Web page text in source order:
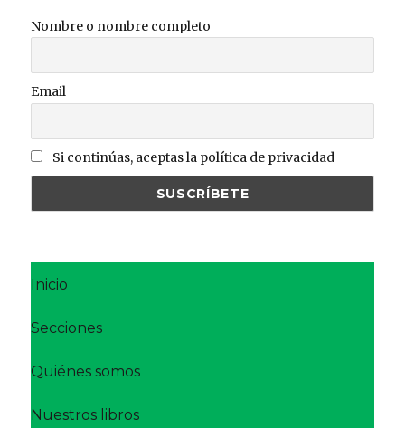
Nombre o nombre completo
Email
Si continúas, aceptas la política de privacidad
Inicio
Secciones
Quiénes somos
Nuestros libros